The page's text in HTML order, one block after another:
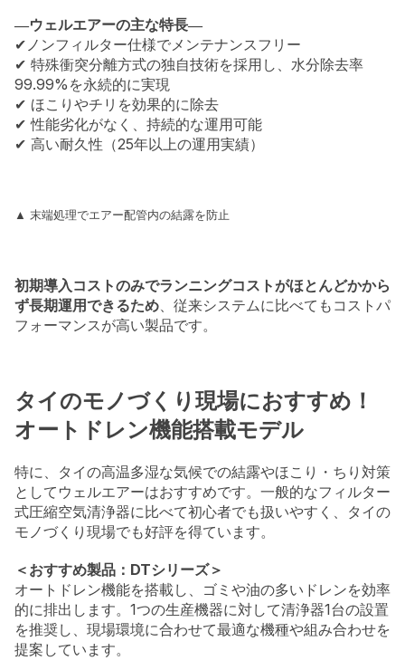
―ウェルエアーの主な特長―
✔ノンフィルター仕様でメンテナンスフリー
✔ 特殊衝突分離方式の独自技術を採用し、水分除去率
99.99%を永続的に実現
✔ ほこりやチリを効果的に除去
✔ 性能劣化がなく、持続的な運用可能
✔ 高い耐久性（25年以上の運用実績）
▲ 末端処理でエアー配管内の結露を防止
初期導入コストのみでランニングコストがほとんどかから
ず長期運用できるため、従来システムに比べてもコストパ
フォーマンスが高い製品です。
タイのモノづくり現場におすすめ！
オートドレン機能搭載モデル
特に、タイの高温多湿な気候での結露やほこり・ちり対策
としてウェルエアーはおすすめです。一般的なフィルター
式圧縮空気清浄器に比べて初心者でも扱いやすく、タイの
モノづくり現場でも好評を得ています。
＜おすすめ製品：DTシリーズ＞
オートドレン機能を搭載し、ゴミや油の多いドレンを効率
的に排出します。1つの生産機器に対して清浄器1台の設置
を推奨し、現場環境に合わせて最適な機種や組み合わせを
提案しています。